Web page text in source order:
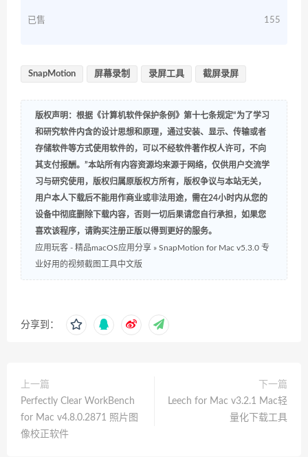
已售 155
SnapMotion 屏幕录制 录屏工具 截屏录屏
版权声明：根据《计算机软件保护条例》第十七条规定“为了学习
和研究软件内含的设计思想和原理，通过安装、显示、传输或者
存储软件等方式使用软件的，可以不经软件著作权人许可，不向
其支付报酬。”本站所有内容资源均来源于网络，仅供用户交流学
习与研究使用，版权归属原版权方所有，版权争议与本站无关，
用户本人下载后不能用作商业或非法用途，需在24小时内从您的
设备中彻底删除下载内容，否则一切后果请您自行承担，如果您
喜欢该程序，请购买注册正版以得到更好的服务。
应用玩客 - 精品macOS应用分享 » SnapMotion for Mac v5.3.0 专
业好用的视频截图工具中文版
分享到：
上一篇
Perfectly Clear WorkBench
for Mac v4.8.0.2871 照片图
像校正软件
下一篇
Leech for Mac v3.2.1 Mac轻
量化下载工具